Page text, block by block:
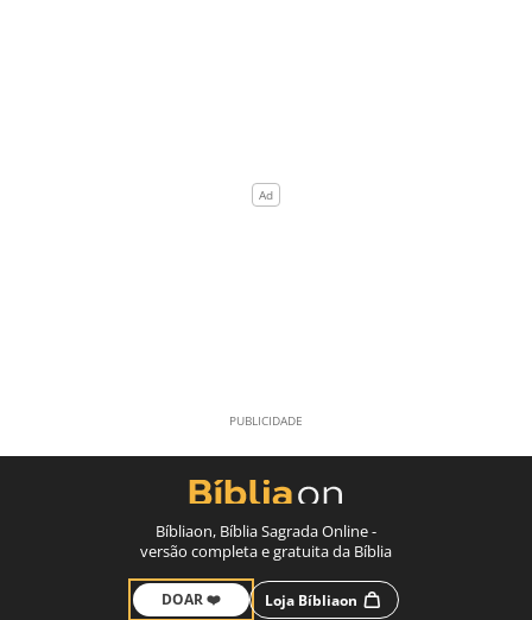
Bíbliaon, Bíblia Sagrada Online -
versão completa e gratuita da Bíblia
DOAR ❤️ Loja Bíbliaon